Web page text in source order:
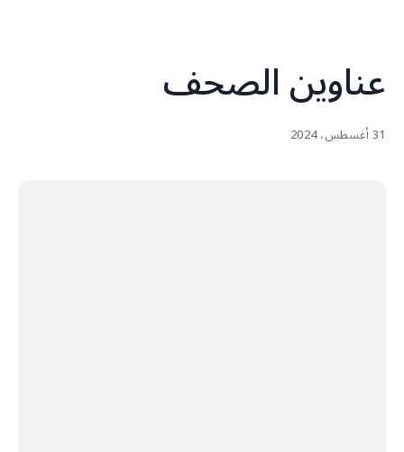
عناوين الصحف
31 أغسطس، 2024